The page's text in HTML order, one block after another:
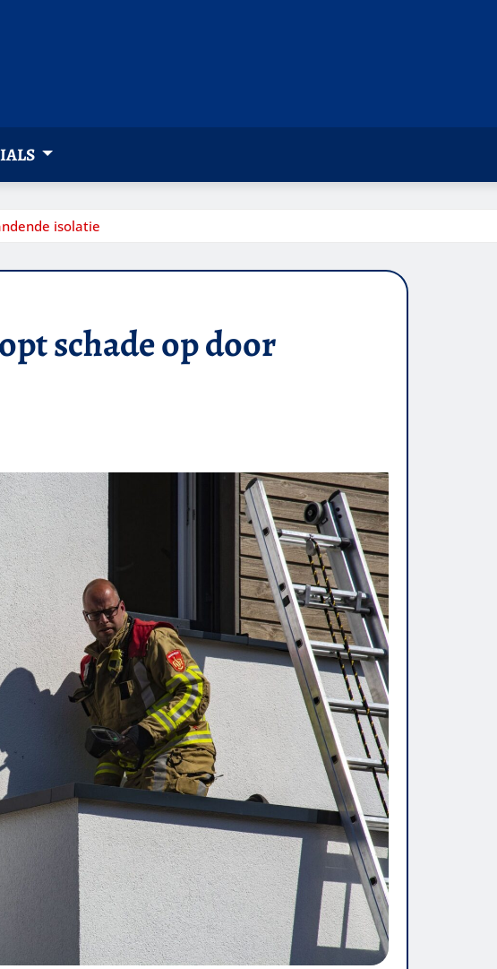
isolatie
schade op door